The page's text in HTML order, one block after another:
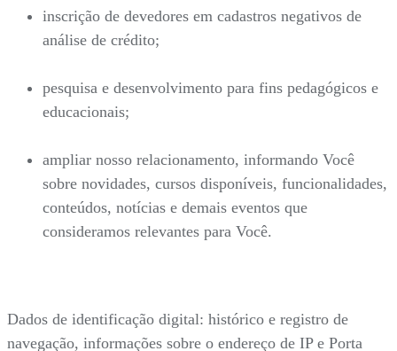
inscrição de devedores em cadastros negativos de
análise de crédito;
pesquisa e desenvolvimento para fins pedagógicos e
educacionais;
ampliar nosso relacionamento, informando Você
sobre novidades, cursos disponíveis, funcionalidades,
conteúdos, notícias e demais eventos que
consideramos relevantes para Você.
Dados de identificação digital: histórico e registro de
navegação, informações sobre o endereço de IP e Porta